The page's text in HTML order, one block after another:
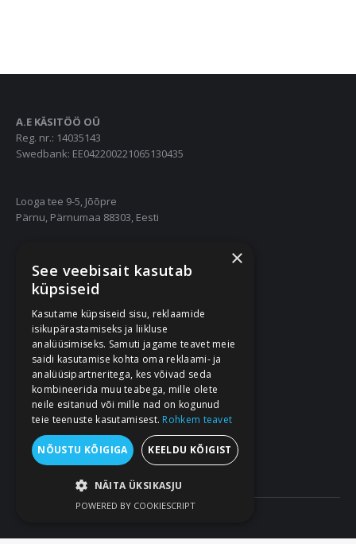
A.E KÄSITÖÖ OÜ
Reg. nr.: 14035143
Swedbank: EE042200221065130435
Looga tee 9-5, Jõõpre
Pärnu, Pärnumaa 88303, Eesti
55667252
info@nukuriided.ee
Müügitingimused
Privaatsustingimused
×
See veebisait kasutab
küpsiseid
Kasutame küpsiseid sisu, reklaamide
isikupärastamiseks ja liikluse
analüüsimiseks. Samuti jagame teavet meie
saidi kasutamise kohta oma reklaami- ja
analüüsipartneritega, kes võivad seda
kombineerida muu teabega, mille olete
neile esitanud või mille nad on kogunud
teie teenuste kasutamisest. Rohkem teavet
NÕUSTU KÕIGIGA KEELDU KÕIGIST
NÄITA ÜKSIKASJU
POWERED BY COOKIESCRIPT